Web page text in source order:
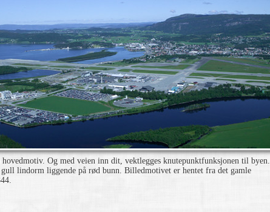
Og med veien inn dit, vektlegges knutepunktfunksjonen til byen.
gull lindorm liggende på rød bunn. Billedmotivet er hentet fra det gamle